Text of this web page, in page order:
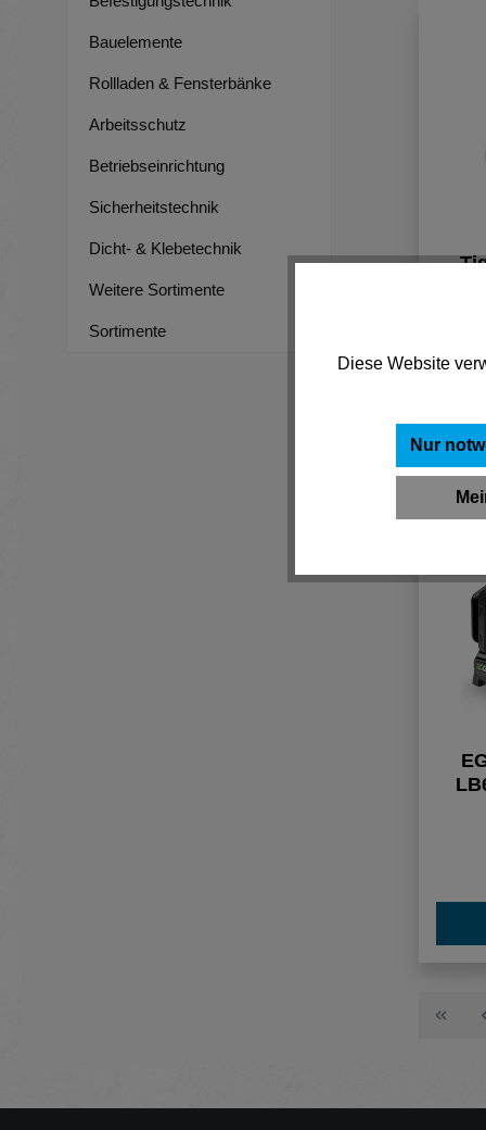
Bauelemente
Rollladen & Fensterbänke
Arbeitsschutz
Betriebseinrichtung
Sicherheitstechnik
Dicht- & Klebetechnik
Weitere Sortimente
Sortimente
Diese Website
Nur